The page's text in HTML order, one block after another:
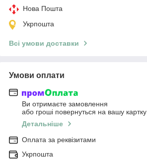
Нова Пошта
Укрпошта
Всі умови доставки
Умови оплати
Ви отримаєте замовлення
або гроші повернуться на вашу картку
Детальніше
Оплата за реквізитами
Укрпошта